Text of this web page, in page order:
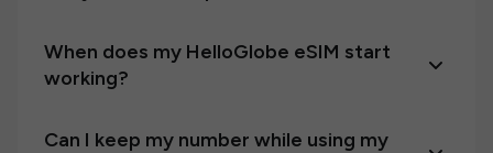
When does my HelloGlobe eSIM start
working?
Can I keep my number while using my